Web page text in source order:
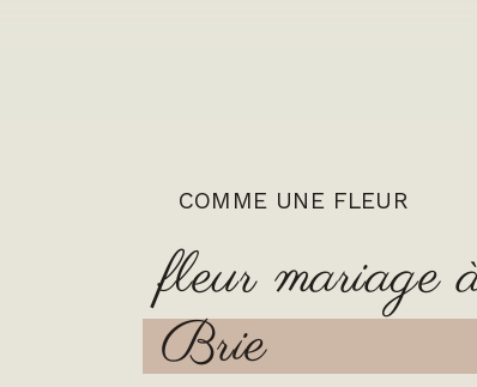
COMME UNE FLEUR
fleur
Brie